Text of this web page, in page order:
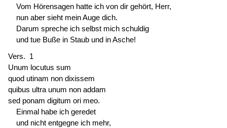
Vom Hörensagen hatte ich von dir gehört, Herr,
nun aber sieht mein Auge dich.
Darum spreche ich selbst mich schuldig
und tue Buße in Staub und in Asche!
Vers. 1
Unum locutus sum
quod utinam non dixissem
quibus ultra unum non addam
sed ponam digitum ori meo.
Einmal habe ich geredet
und nicht entgegne ich mehr,